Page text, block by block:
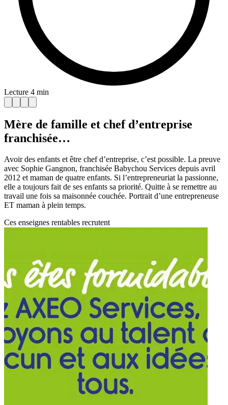
Lecture 4 min
Mère de famille et chef d’entreprise
franchisée…
Avoir des enfants et être chef d’entreprise, c’est possible. La preuve
avec Sophie Gangnon, franchisée Babychou Services depuis avril
2012 et maman de quatre enfants. Si l’entrepreneuriat la passionne,
elle a toujours fait de ses enfants sa priorité. Quitte à se remettre au
travail une fois sa maisonnée couchée. Portrait d’une entrepreneuse
ET maman à plein temps.
Ces enseignes rentables recrutent